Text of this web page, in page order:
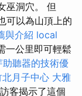
巫洞穴。 但
可以為山頂上的
與介紹 local
一公里即可輕鬆
助聽器的技術優
北月子中心 大雅
客揭示了這個